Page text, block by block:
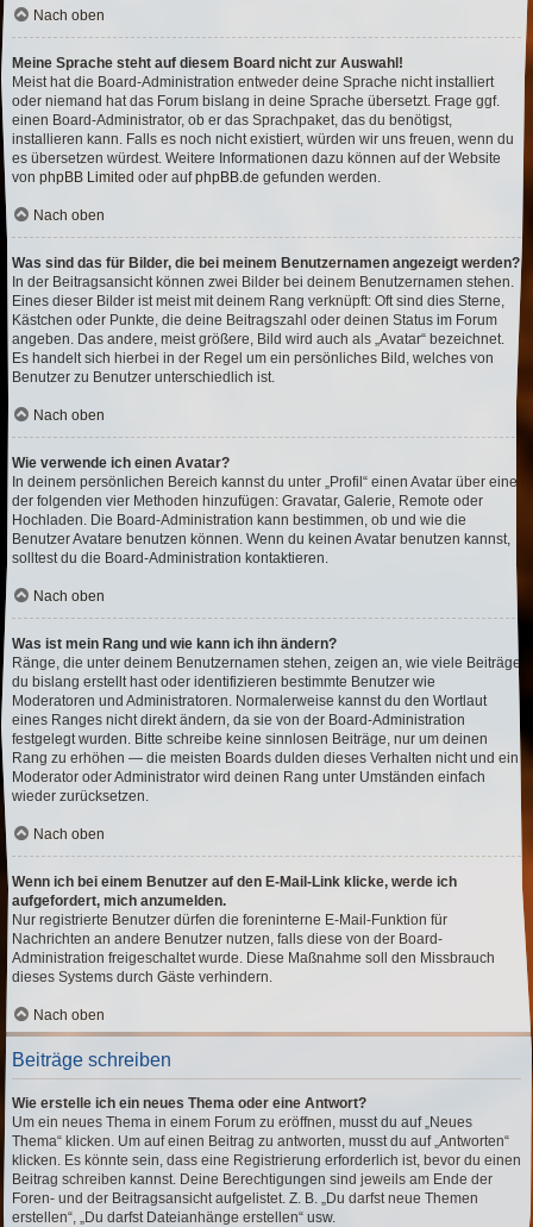
Nach oben
Meine Sprache steht auf diesem Board nicht zur Auswahl!
Meist hat die Board-Administration entweder deine Sprache nicht installiert
oder niemand hat das Forum bislang in deine Sprache übersetzt. Frage ggf.
einen Board-Administrator, ob er das Sprachpaket, das du benötigst,
installieren kann. Falls es noch nicht existiert, würden wir uns freuen, wenn du
es übersetzen würdest. Weitere Informationen dazu können auf der Website
von phpBB Limited oder aufphpBB.de gefunden werden.
Nach oben
Was sind das für Bilder, die bei meinem Benutzernamen angezeigt werden?
In der Beitragsansicht können zwei Bilder bei deinem Benutzernamen stehen.
Eines dieser Bilder ist meist mit deinem Rang verknüpft: Oft sind dies Sterne,
Kästchen oder Punkte, die deine Beitragszahl oder deinen Status im Forum
angeben. Das andere, meist größere, Bild wird auch als „Avatar“ bezeichnet.
Es handelt sich hierbei in der Regel um ein persönliches Bild, welches von
Benutzer zu Benutzer unterschiedlich ist.
Nach oben
Wie verwende ich einen Avatar?
In deinem persönlichen Bereich kannst du unter „Profil“ einen Avatar über eine
der folgenden vier Methoden hinzufügen: Gravatar, Galerie, Remote oder
Hochladen. Die Board-Administration kann bestimmen, ob und wie die
Benutzer Avatare benutzen können. Wenn du keinen Avatar benutzen kannst,
solltest du die Board-Administration kontaktieren.
Nach oben
Was ist mein Rang und wie kann ich ihn ändern?
Ränge, die unter deinem Benutzernamen stehen, zeigen an, wie viele Beiträge
du bislang erstellt hast oder identifizieren bestimmte Benutzer wie
Moderatoren und Administratoren. Normalerweise kannst du den Wortlaut
eines Ranges nicht direkt ändern, da sie von der Board-Administration
festgelegt wurden. Bitte schreibe keine sinnlosen Beiträge, nur um deinen
Rang zu erhöhen — die meisten Boards dulden dieses Verhalten nicht und ein
Moderator oder Administrator wird deinen Rang unter Umständen einfach
wieder zurücksetzen.
Nach oben
Wenn ich bei einem Benutzer auf den E-Mail-Link klicke, werde ich
aufgefordert, mich anzumelden.
Nur registrierte Benutzer dürfen die foreninterne E-Mail-Funktion für
Nachrichten an andere Benutzer nutzen, falls diese von der Board-
Administration freigeschaltet wurde. Diese Maßnahme soll den Missbrauch
dieses Systems durch Gäste verhindern.
Nach oben
Beiträge schreiben
Wie erstelle ich ein neues Thema oder eine Antwort?
Um ein neues Thema in einem Forum zu eröffnen, musst du auf „Neues
Thema“ klicken. Um auf einen Beitrag zu antworten, musst du auf „Antworten“
klicken. Es könnte sein, dass eine Registrierung erforderlich ist, bevor du einen
Beitrag schreiben kannst. Deine Berechtigungen sind jeweils am Ende der
Foren- und der Beitragsansicht aufgelistet. Z. B. „Du darfst neue Themen
erstellen“, „Du darfst Dateianhänge erstellen“ usw.